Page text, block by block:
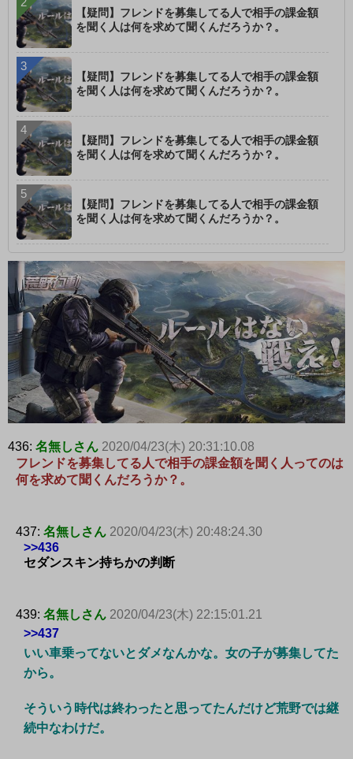
【疑問】フレンドを募集してる人で相手の課金額
を聞く人は何を求めて聞くんだろうか？。
【疑問】フレンドを募集してる人で相手の課金額
を聞く人は何を求めて聞くんだろうか？。
【疑問】フレンドを募集してる人で相手の課金額
を聞く人は何を求めて聞くんだろうか？。
【疑問】フレンドを募集してる人で相手の課金額
を聞く人は何を求めて聞くんだろうか？。
436: 名無しさん 2020/04/23(木) 20:31:10.08
フレンドを募集してる人で相手の課金額を聞く人ってのは
何を求めて聞くんだろうか？。
437: 名無しさん 2020/04/23(木) 20:48:24.30
>>436
セダンスキン持ちかの判断
439: 名無しさん 2020/04/23(木) 22:15:01.21
>>437
いい車乗ってないとダメなんかな。女の子が募集してた
から。
そういう時代は終わったと思ってたんだけど荒野では継
続中なわけだ。